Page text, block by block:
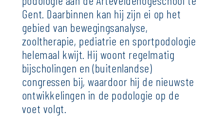
Gent. Daarbinnen kan hij zijn ei op het
gebied van bewegingsanalyse,
zooltherapie, pediatrie en sportpodologie
helemaal kwijt. Hij woont regelmatig
bijscholingen en (buitenlandse)
congressen bij, waardoor hij de nieuwste
ontwikkelingen in de podologie op de
voet volgt.